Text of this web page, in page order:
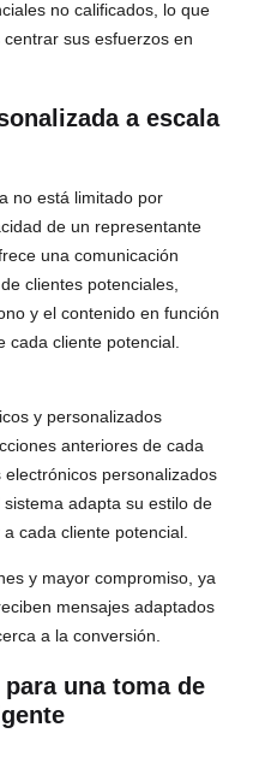
no calificados, lo que
sus esfuerzos en
a escala
no está limitado por
de un representante
una comunicación
clientes potenciales,
y el contenido en función
cada cliente potencial.
y personalizados
anteriores de cada
personalizados
adapta su estilo de
cada cliente potencial.
y mayor compromiso, ya
mensajes adaptados
a la conversión.
una toma de